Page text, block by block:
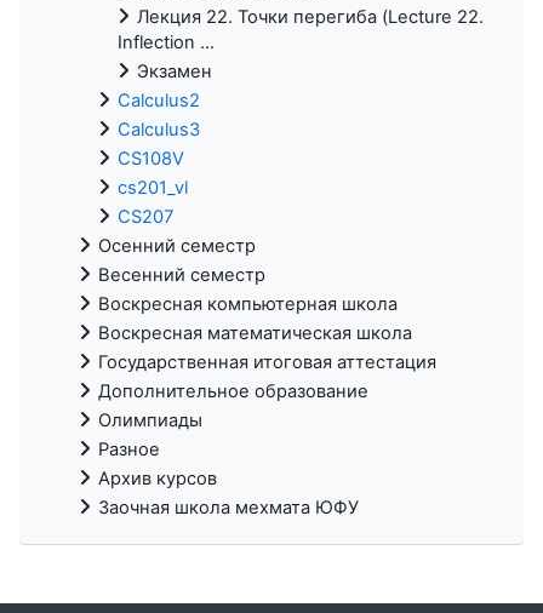
Лекция 22. Точки перегиба (Lecture 22.
Inflection ...
Экзамен
Calculus2
Calculus3
CS108V
cs201_vl
CS207
Осенний семестр
Весенний семестр
Воскресная компьютерная школа
Воскресная математическая школа
Государственная итоговая аттестация
Дополнительное образование
Олимпиады
Разное
Архив курсов
Заочная школа мехмата ЮФУ